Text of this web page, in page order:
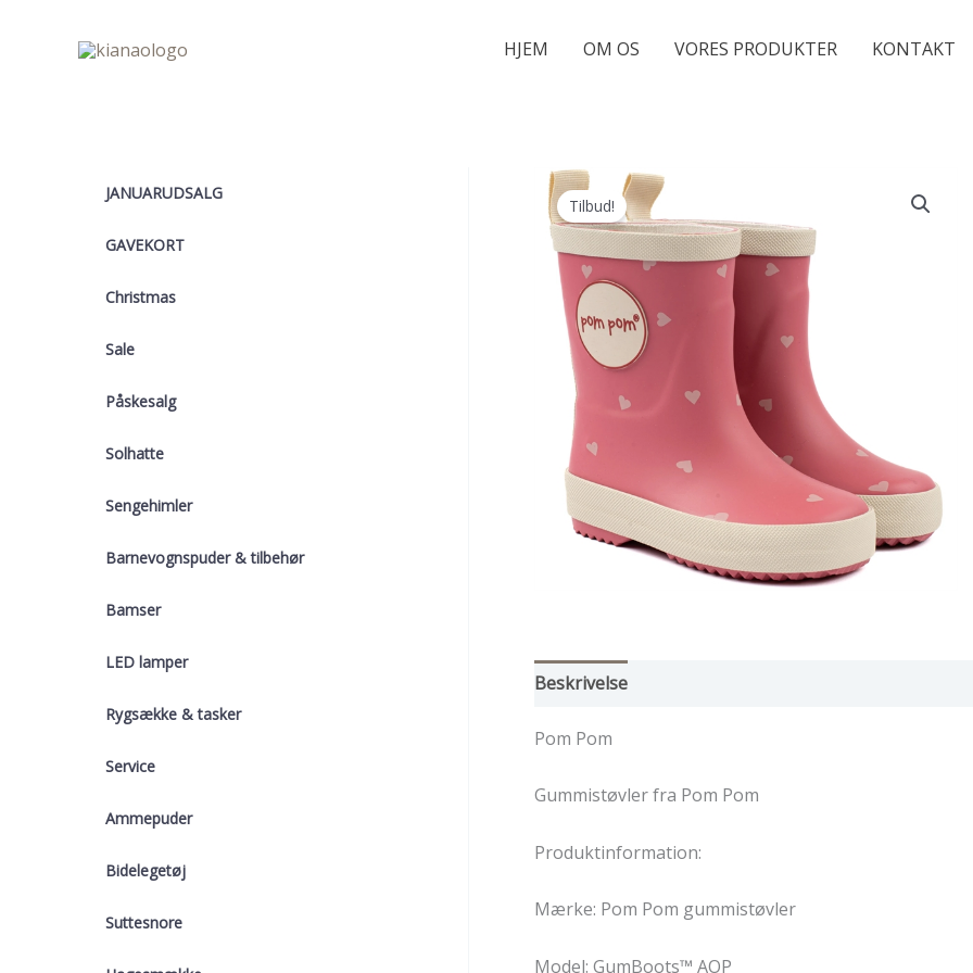
HJEM OM OS VORES PRODUKTER KONTAKT
JANUARUDSALG
GAVEKORT
Christmas
Sale
Påskesalg
Solhatte
Sengehimler
Barnevognspuder & tilbehør
Bamser
LED lamper
Rygsække & tasker
Service
Ammepuder
Bidelegetøj
Suttesnore
Tilbud!
Beskrivelse
Pom Pom
Gummistøvler fra Pom Pom
Produktinformation:
Mærke: Pom Pom gummistøvler
Model: GumBoots™ AOP